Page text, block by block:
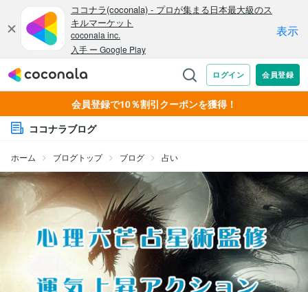
会員登録で10％割引クーポンを獲得！
ココナラブログ
ホーム ブログトップ ブログ 占い